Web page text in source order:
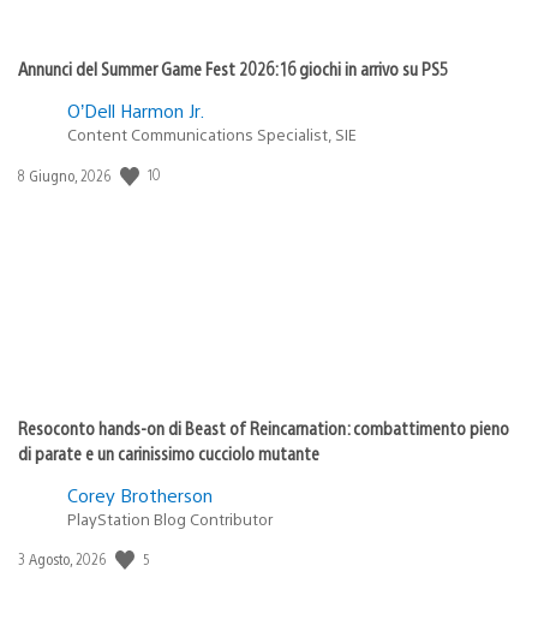
Annunci del Summer Game Fest 2026: 16 giochi in arrivo su PS5
O’Dell Harmon Jr.
Content Communications Specialist, SIE
Data
8 Giugno, 2026 10
Resoconto hands-on di Beast of Reincarnation: combattimento pieno
di parate e un carinissimo cucciolo mutante
Corey Brotherson
PlayStation Blog Contributor
Data
3 Agosto, 2026 5